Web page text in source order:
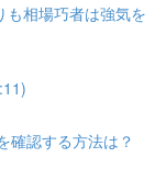
相場巧者は強気を
確認する方法は？